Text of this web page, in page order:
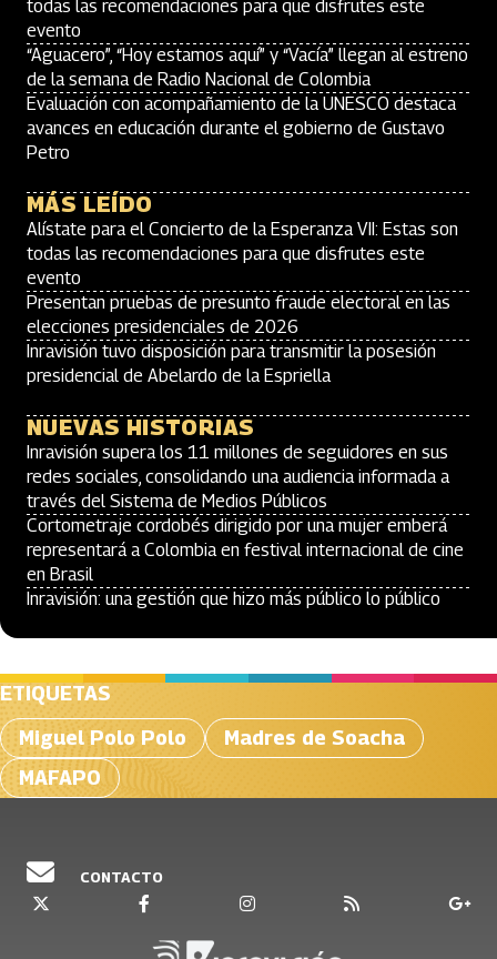
todas las recomendaciones para que disfrutes este
evento
“Aguacero”, “Hoy estamos aquí” y “Vacía” llegan al estreno
de la semana de Radio Nacional de Colombia
Evaluación con acompañamiento de la UNESCO destaca
avances en educación durante el gobierno de Gustavo
Petro
MÁS LEÍDO
Alístate para el Concierto de la Esperanza VII: Estas son
todas las recomendaciones para que disfrutes este
evento
Presentan pruebas de presunto fraude electoral en las
elecciones presidenciales de 2026
Inravisión tuvo disposición para transmitir la posesión
presidencial de Abelardo de la Espriella
NUEVAS HISTORIAS
Inravisión supera los 11 millones de seguidores en sus
redes sociales, consolidando una audiencia informada a
través del Sistema de Medios Públicos
Cortometraje cordobés dirigido por una mujer emberá
representará a Colombia en festival internacional de cine
en Brasil
Inravisión: una gestión que hizo más público lo público
ETIQUETAS
Miguel Polo Polo
Madres de Soacha
MAFAPO
CONTACTO